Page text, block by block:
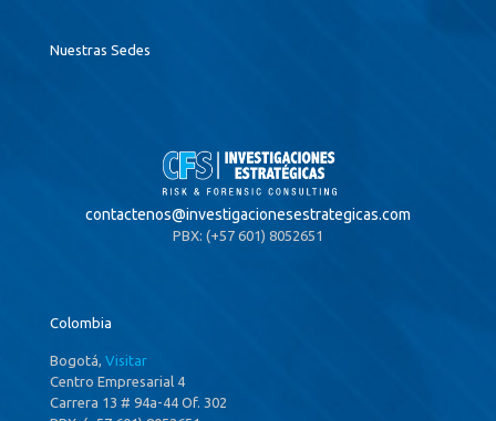
Nuestras Sedes
contactenos@investigacionesestrategicas.com
PBX: (+57 601) 8052651
Colombia
Bogotá, Visitar
Centro Empresarial 4
Carrera 13 # 94a-44 Of. 302